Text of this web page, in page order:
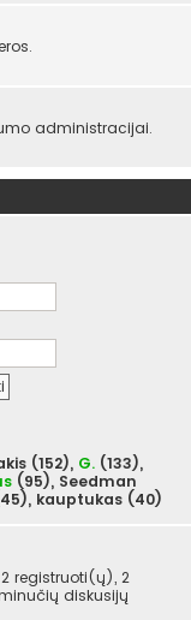
administracijai.
(152), G. (133),
(95), Seedman
kauptukas (40)
registruoti(ų), 2
diskusijų